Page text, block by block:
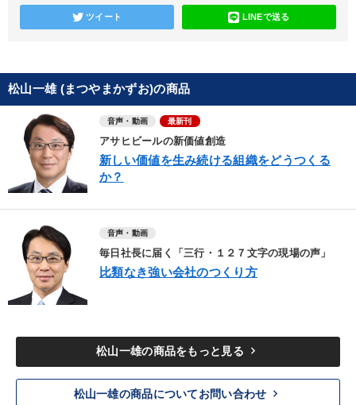
ツイート LINEで送る
松山一雄 (まつやまかずお)の商品
音声・動画 最新刊
アサヒビールの新価値創造
新しい価値を生み続ける組織をどうつくる
か？
音声・動画
毎日社長に届く「三行・１２７文字の現場の声」
比類なき強い会社のつくり方
松山一雄の商品をもっと見る keyboard_arrow_right
松山一雄の商品についてお問い合わせ keyboard_arrow_right